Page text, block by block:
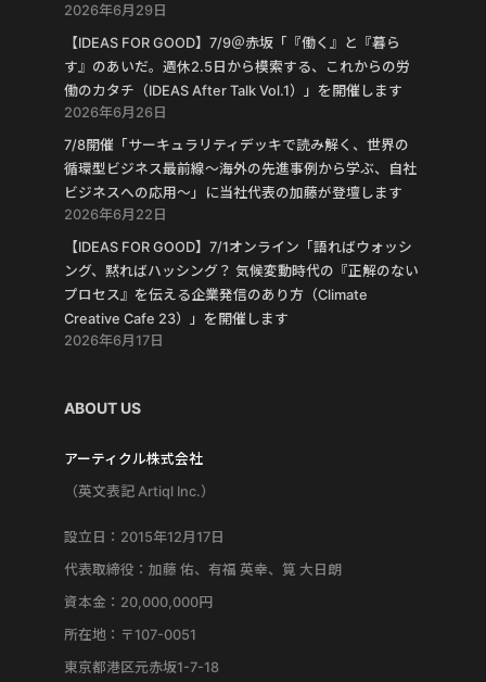
2026年6月29日
【IDEAS FOR GOOD】7/9＠赤坂「『働く』と『暮ら
す』のあいだ。週休2.5日から模索する、これからの労
働のカタチ（IDEAS After Talk Vol.1）」を開催します
2026年6月26日
7/8開催「サーキュラリティデッキで読み解く、世界の
循環型ビジネス最前線〜海外の先進事例から学ぶ、自社
ビジネスへの応用〜」に当社代表の加藤が登壇します
2026年6月22日
【IDEAS FOR GOOD】7/1オンライン「語ればウォッシ
ング、黙ればハッシング？ 気候変動時代の『正解のない
プロセス』を伝える企業発信のあり方（Climate
Creative Cafe 23）」を開催します
2026年6月17日
ABOUT US
アーティクル株式会社
（英文表記 Artiql Inc.）
設立日：2015年12月17日
代表取締役：加藤 佑、有福 英幸、筧 大日朗
資本金：20,000,000円
所在地：〒107-0051
東京都港区元赤坂1-7-18